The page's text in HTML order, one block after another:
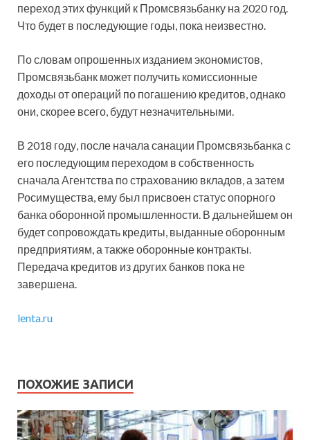
переход этих функций к Промсвязьбанку на 2020 год.
Что будет в последующие годы, пока неизвестно.
По словам опрошенных изданием экономистов,
Промсвязьбанк может получить комиссионные
доходы от операций по погашению кредитов, однако
они, скорее всего, будут незначительными.
В 2018 году, после начала санации Промсвязьбанка с
его последующим переходом в собственность
сначала Агентства по страхованию вкладов, а затем
Росимущества, ему был присвоен статус опорного
банка оборонной промышленности. В дальнейшем он
будет сопровождать кредиты, выданные оборонным
предприятиям, а также оборонные контракты.
Передача кредитов из других банков пока не
завершена.
lenta.ru
ПОХОЖИЕ ЗАПИСИ